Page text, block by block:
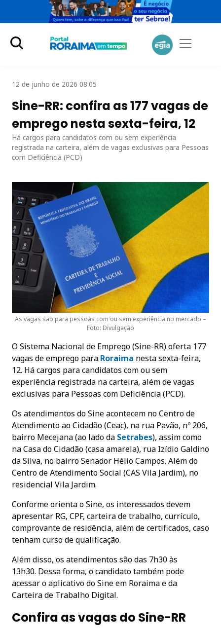
12 de junho de 2026 08:05
Sine-RR: confira as 177 vagas de
emprego nesta sexta-feira, 12
Há cargos para candidatos com ou sem experiência
registrada na carteira, além de vagas exclusivas para Pessoas
com Deficiência (PCD)
As vagas são para pessoas com ou sem experiência no mercado –
Foto: Divulgação
O Sistema Nacional de Emprego (Sine-RR) oferta 177
vagas de emprego para Roraima nesta sexta-feira,
12. Há cargos para candidatos com ou sem
experiência registrada na carteira, além de vagas
exclusivas para Pessoas com Deficiência (PCD).
Os atendimentos do Sine acontecem no Centro de
Atendimento ao Cidadão (Ceac), na rua Pavão, nº 206,
bairro Mecejana (ao lado da Setrabes), assim como
na Casa do Cidadão (casa amarela), rua Izídio Galdino
da Silva, no bairro Senador Hélio Campos. Além do
Centro de Atendimento Social (CAS Vila Jardim), no
residencial Vila Jardim.
Conforme orienta o Sine, os interessados devem
apresentar RG, CPF, carteira de trabalho, currículo,
comprovante de residência, além de certificados, caso
tenham curso de qualificação.
Além disso, os atendimentos são das 7h30 às
13h30. Dessa forma, o candidato também pode
acessar o aplicativo do Sine em Roraima e da
Carteira de Trabalho Digital.
Confira as vagas do Sine-RR